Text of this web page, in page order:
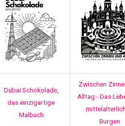
Dubai Schokolade,
das einzigartige
Malbuch
Zwischen
Alltag - Das
Burgen